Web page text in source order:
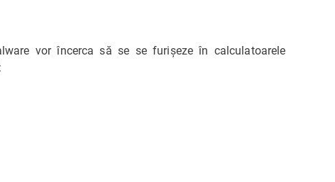
vor încerca să se se furişeze în calculatoarele